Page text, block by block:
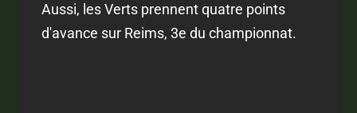
Aussi, les Verts prennent quatre points
d'avance sur Reims, 3e du championnat.